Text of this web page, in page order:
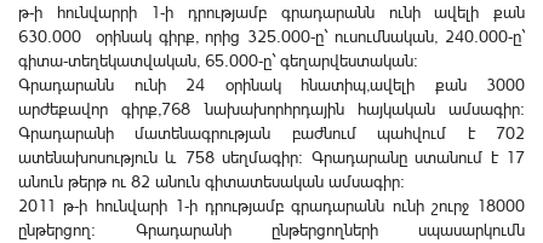
թ-ի հունվարրի 1-ի դրությամբ գրադարանն ունի ավելի քան
630.000 օրինակ գիրք, որից 325.000-ը` ուսումնական, 240.000-ը`
գիտա-տեղեկատվական, 65.000-ը` գեղարվեստական:
Գրադարանն ունի 24 օրինակ հնատիպ,ավելի քան 3000
արժեքավոր գիրք,768 նախախորհրդային հայկական ամսագիր:
Գրադարանի մատենագրության բաժնում պահվում է 702
ատենախոսություն և 758 սեղմագիր: Գրադարանը ստանում է 17
անուն թերթ ու 82 անուն գիտատեսական ամսագիր:
2011 թ-ի հունվարի 1-ի դրությամբ գրադարանն ունի շուրջ 18000
ընթերցող: Գրադարանի ընթերցողների սպասարկումն